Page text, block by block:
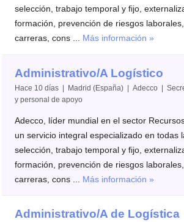
selección, trabajo temporal y fijo,
formación, prevención de riesgos
carreras, cons ... Más información »
Administrativo/A Logístico
Hace 10 días | Madrid (España) | Adecco |
y personal de apoyo
Adecco, líder mundial en el sector
un servicio integral especializado en todas
selección, trabajo temporal y fijo,
formación, prevención de riesgos
carreras, cons ... Más información »
Administrativo/A de Logística